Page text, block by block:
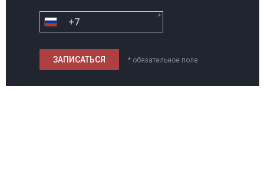
*
* обязательное поле